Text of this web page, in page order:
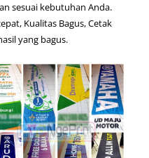
sesuai kebutuhan Anda.
Kualitas Bagus, Cetak
yang bagus.